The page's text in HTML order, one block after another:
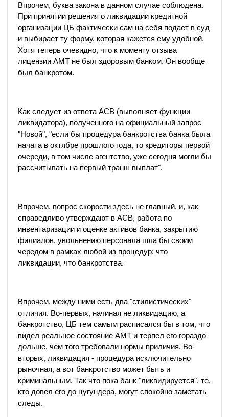
Впрочем, буква закона в данном случае соблюдена.
При принятии решения о ликвидации кредитной
организации ЦБ фактически сам на себя подает в суд
и выбирает ту форму, которая кажется ему удобной.
Хотя теперь очевидно, что к моменту отзыва
лицензии АМТ не был здоровым банком. Он вообще
был банкротом.
Как следует из ответа АСВ (выполняет функции
ликвидатора), полученного на официальный запрос
"Новой", "если бы процедура банкротства банка была
начата в октябре прошлого года, то кредиторы первой
очереди, в том числе агентство, уже сегодня могли бы
рассчитывать на первый транш выплат".
Впрочем, вопрос скорости здесь не главный, и, как
справедливо утверждают в АСВ, работа по
инвентаризации и оценке активов банка, закрытию
филиалов, увольнению персонала шла бы своим
чередом в рамках любой из процедур: что
ликвидации, что банкротства.
Впрочем, между ними есть два "стилистических"
отличия. Во-первых, начиная не ликвидацию, а
банкротство, ЦБ тем самым расписался бы в том, что
видел реальное состояние АМТ и терпел его гораздо
дольше, чем того требовали нормы приличия. Во-
вторых, ликвидация - процедура исключительно
рыночная, а вот банкротство может быть и
криминальным. Так что пока банк "ликвидируется", те,
кто довел его до цугундера, могут спокойно заметать
следы.